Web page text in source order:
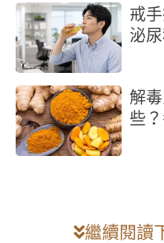
戒
泌
解
些
繼續閱讀